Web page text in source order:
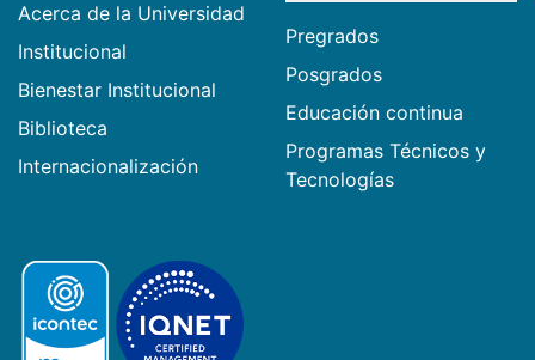
Acerca de la Universidad
Institucional
Bienestar Institucional
Biblioteca
Internacionalización
Pregrados
Posgrados
Educación continua
Programas Técnicos y
Tecnologías